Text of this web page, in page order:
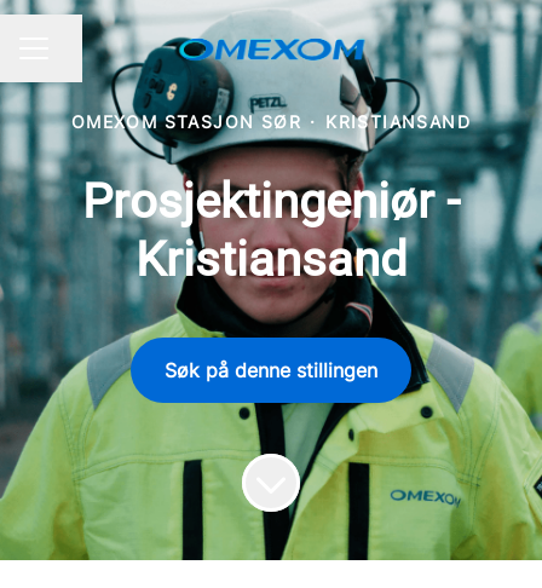
KARRIEREMENY
Del siden
OMEXOM STASJON SØR · KRISTIANSAND
Prosjektingeniør -
Kristiansand
Søk på denne stillingen